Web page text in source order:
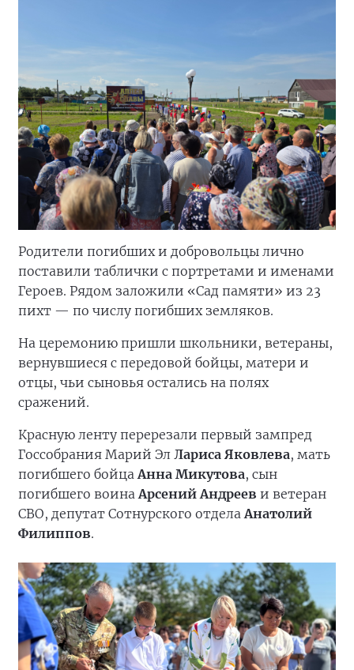
Родители погибших и добровольцы лично
поставили таблички с портретами и именами
Героев. Рядом заложили «Сад памяти» из 23
пихт — по числу погибших земляков.
На церемонию пришли школьники, ветераны,
вернувшиеся с передовой бойцы, матери и
отцы, чьи сыновья остались на полях
сражений.
Красную ленту перерезали первый зампред
Госсобрания Марий Эл Лариса Яковлева, мать
погибшего бойца Анна Микутова, сын
погибшего воина Арсений Андреев и ветеран
СВО, депутат Сотнурского отдела Анатолий
Филиппов.